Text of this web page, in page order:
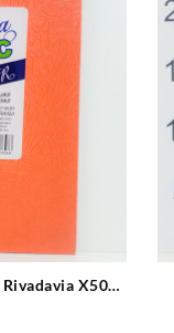
X50